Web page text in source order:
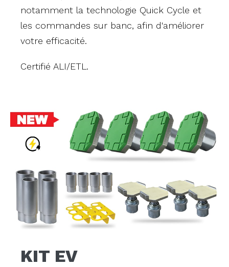
notamment la technologie Quick Cycle et
les commandes sur banc, afin d'améliorer
votre efficacité.
Certifié ALI/ETL.
KIT EV